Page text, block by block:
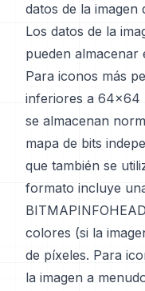
datos de la
Los datos de la
pueden
Para iconos más
inferiores a 64x64
se almacenan
mapa de bits
que también se
formato incluye
colores (si la
de píxeles. Para
la imagen a